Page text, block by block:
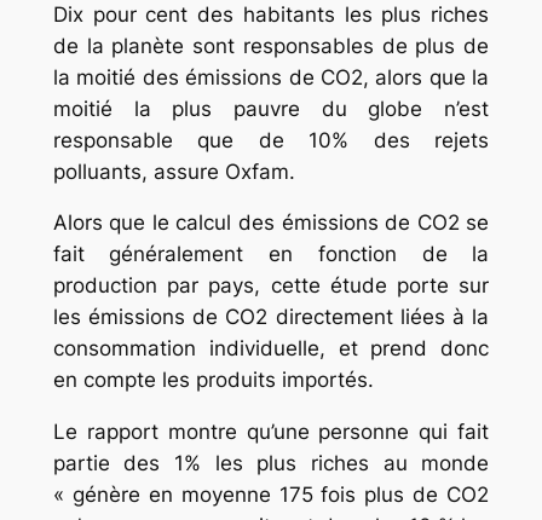
Dix pour cent des habitants les plus riches
de la planète sont responsables de plus de
la moitié des émissions de CO2, alors que la
moitié la plus pauvre du globe n’est
responsable que de 10% des rejets
polluants, assure Oxfam.
Alors que le calcul des émissions de CO2 se
fait généralement en fonction de la
production par pays, cette étude porte sur
les émissions de CO2 directement liées à la
consommation individuelle, et prend donc
en compte les produits importés.
Le rapport montre qu’une personne qui fait
partie des 1% les plus riches au monde
« génère en moyenne 175 fois plus de CO2